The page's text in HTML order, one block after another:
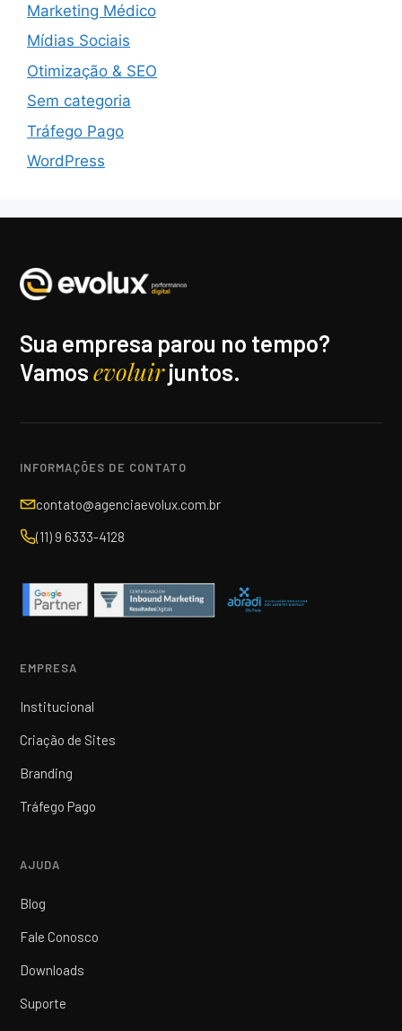
Marketing Médico
Mídias Sociais
Otimização & SEO
Sem categoria
Tráfego Pago
WordPress
Sua empresa parou no tempo?
Vamosevoluirjuntos.
INFORMAÇÕES DE CONTATO
contato@agenciaevolux.com.br
(11) 9 6333-4128
EMPRESA
Institucional
Criação de Sites
Branding
Tráfego Pago
AJUDA
Blog
Fale Conosco
Downloads
Suporte